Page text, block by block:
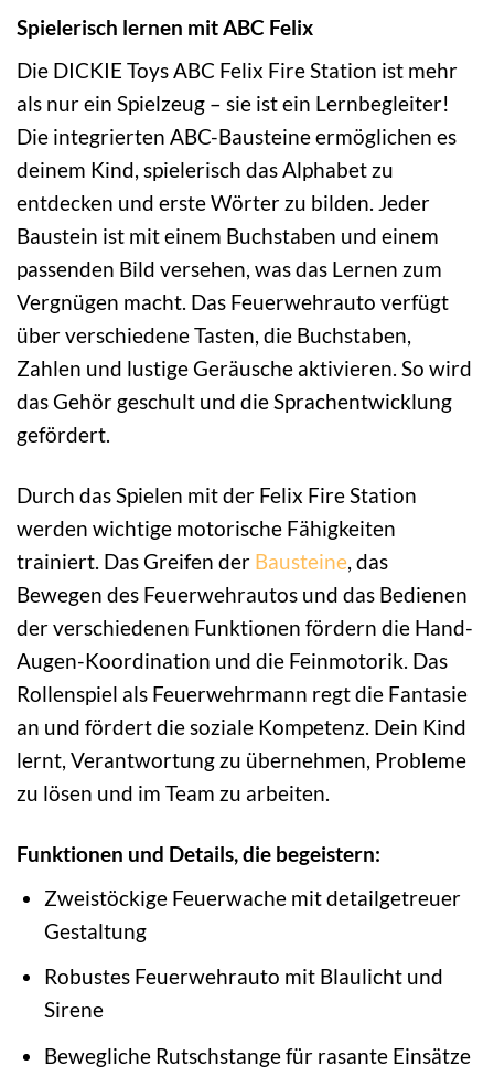
Spielerisch lernen mit ABC Felix
Die DICKIE Toys ABC Felix Fire Station ist mehr
als nur ein Spielzeug – sie ist ein Lernbegleiter!
Die integrierten ABC-Bausteine ermöglichen es
deinem Kind, spielerisch das Alphabet zu
entdecken und erste Wörter zu bilden. Jeder
Baustein ist mit einem Buchstaben und einem
passenden Bild versehen, was das Lernen zum
Vergnügen macht. Das Feuerwehrauto verfügt
über verschiedene Tasten, die Buchstaben,
Zahlen und lustige Geräusche aktivieren. So wird
das Gehör geschult und die Sprachentwicklung
gefördert.
Durch das Spielen mit der Felix Fire Station
werden wichtige motorische Fähigkeiten
trainiert. Das Greifen der Bausteine, das
Bewegen des Feuerwehrautos und das Bedienen
der verschiedenen Funktionen fördern die Hand-
Augen-Koordination und die Feinmotorik. Das
Rollenspiel als Feuerwehrmann regt die Fantasie
an und fördert die soziale Kompetenz. Dein Kind
lernt, Verantwortung zu übernehmen, Probleme
zu lösen und im Team zu arbeiten.
Funktionen und Details, die begeistern:
Zweistöckige Feuerwache mit detailgetreuer
Gestaltung
Robustes Feuerwehrauto mit Blaulicht und
Sirene
Bewegliche Rutschstange für rasante Einsätze